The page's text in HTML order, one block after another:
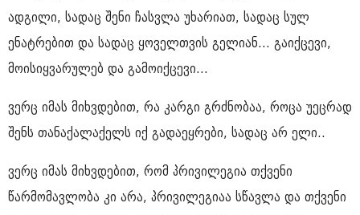
ადგილი, სადაც შენი ჩასვლა უხარიათ, სადაც სულ
ენატრებით და სადაც ყოველთვის გელიან... გაიქცევი,
მოისიყვარულებ და გამოიქცევი...
ვერც იმას მიხვდებით, რა კარგი გრძნობაა, როცა უეცრად
შენს თანაქალაქელს იქ გადაეყრები, სადაც არ ელი..
ვერც იმას მიხვდებით, რომ პრივილეგია თქვენი
წარმომავლობა კი არა, პრივილეგიაა სწავლა და თქვენი